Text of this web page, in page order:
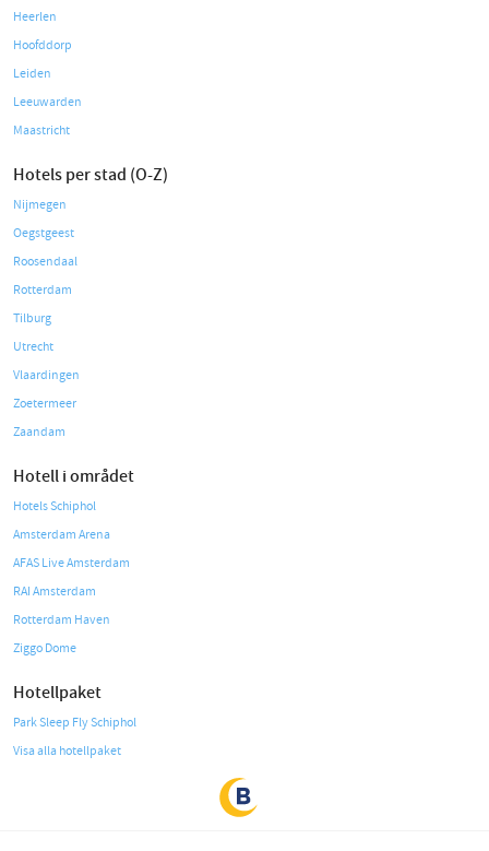
Heerlen
Hoofddorp
Leiden
Leeuwarden
Maastricht
Hotels per stad (O-Z)
Nijmegen
Oegstgeest
Roosendaal
Rotterdam
Tilburg
Utrecht
Vlaardingen
Zoetermeer
Zaandam
Hotell i området
Hotels Schiphol
Amsterdam Arena
AFAS Live Amsterdam
RAI Amsterdam
Rotterdam Haven
Ziggo Dome
Hotellpaket
Park Sleep Fly Schiphol
Visa alla hotellpaket